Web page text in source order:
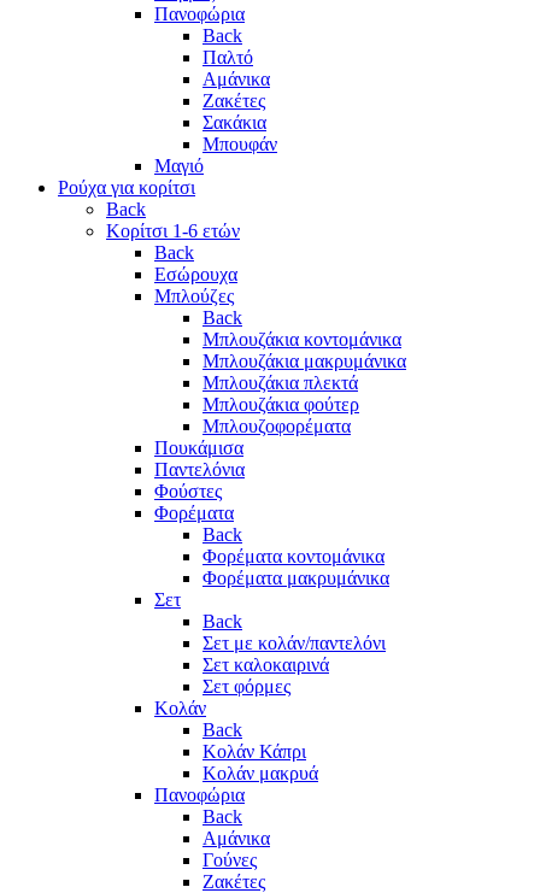
Πανοφώρια
Back
Παλτό
Αμάνικα
Ζακέτες
Σακάκια
Μπουφάν
Μαγιό
Ρούχα για κορίτσι
Back
Κορίτσι 1-6 ετών
Back
Εσώρουχα
Μπλούζες
Back
Μπλουζάκια κοντομάνικα
Μπλουζάκια μακρυμάνικα
Μπλουζάκια πλεκτά
Μπλουζάκια φούτερ
Μπλουζοφορέματα
Πουκάμισα
Παντελόνια
Φούστες
Φορέματα
Back
Φορέματα κοντομάνικα
Φορέματα μακρυμάνικα
Σετ
Back
Σετ με κολάν/παντελόνι
Σετ καλοκαιρινά
Σετ φόρμες
Κολάν
Back
Κολάν Κάπρι
Κολάν μακρυά
Πανοφώρια
Back
Αμάνικα
Γούνες
Ζακέτες